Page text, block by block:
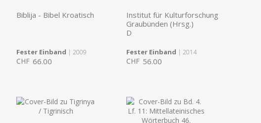
Biblija - Bibel Kroatisch
Fester Einband | 2009
CHF 66.00
Institut für Kulturforschung
Graubünden (Hrsg.)
D
Fester Einband | 2014
CHF 56.00